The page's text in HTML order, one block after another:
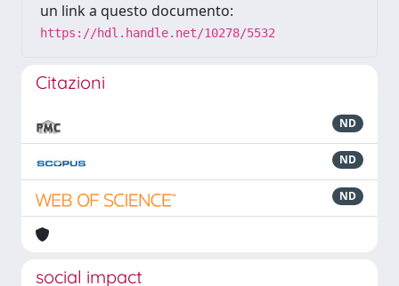
un link a questo documento:
https://hdl.handle.net/10278/5532
Citazioni
ND
ND
ND
social impact